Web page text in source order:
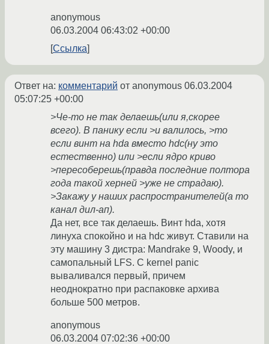
anonymous
06.03.2004 06:43:02 +00:00
Ссылка
Ответ на: комментарий от anonymous 06.03.2004
05:07:25 +00:00
>Че-то не так делаешь(или я,скорее
всего). В панику если >и валилось, >то
если винт на hda вместо hdc(ну это
естественно) или >если ядро криво
>пересоберешь(правда последние полтора
года такой херней >уже не страдаю).
>Закажу у наших распространителей(а то
канал дил-ап).
Да нет, все так делаешь. Винт hda, хотя
линуха спокойно и на hdc живут. Ставили на
эту машину 3 дистра: Mandrake 9, Woody, и
самопальный LFS. С kernel panic
вываливался первый, причем
неоднократно при распаковке архива
больше 500 метров.
anonymous
06.03.2004 07:02:36 +00:00